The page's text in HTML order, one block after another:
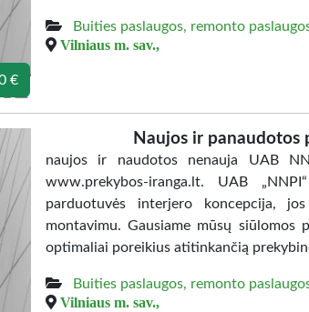
€
Buities paslaugos, remonto
Vilniaus m. sav.,
Naujos ir panaudotos
naujos ir naudotos nenauja UAB
www.prekybos-iranga.lt. UAB
parduotuvės interjero koncepcija,
montavimu. Gausiame mūsų siūlomos
optimaliai poreikius atitinkančią
Buities paslaugos, remonto
Vilniaus m. sav.,